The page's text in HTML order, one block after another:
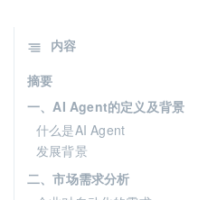
内容
摘要
一、AI Agent的定义及背景
什么是AI Agent
发展背景
二、市场需求分析